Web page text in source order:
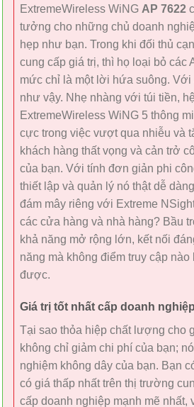
ExtremeWireless WiNG AP 7622
tưởng cho những chủ doanh
hẹp như bạn. Trong khi đối thủ
cung cấp giá trị, thì họ loại bỏ các
mức chỉ là một lời hứa suông. Với
như vậy. Nhẹ nhàng với túi tiền,
ExtremeWireless WiNG 5 thông
cực trong việc vượt qua nhiễu và
khách hàng thất vọng và cản trở
của bạn. Với tính đơn giản phi
thiết lập và quản lý nó thật dễ
đám mây riêng với Extreme
các cửa hàng và nhà hàng? Bầu
khả năng mở rộng lớn, kết nối
năng mà không điểm truy cập nào
được.
Giá trị tốt nhất cấp doanh
Tại sao thỏa hiệp chất lượng cho
không chỉ giảm chi phí của bạn;
nghiệm không dây của bạn. Bạn
có giá thấp nhất trên thị trường
cấp doanh nghiệp mạnh mẽ nhất,